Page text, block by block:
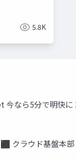
5.8K
なら5分で明快
クラウド基盤